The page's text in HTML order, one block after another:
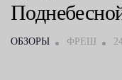
ОБЗОРЫ ФРЕШ